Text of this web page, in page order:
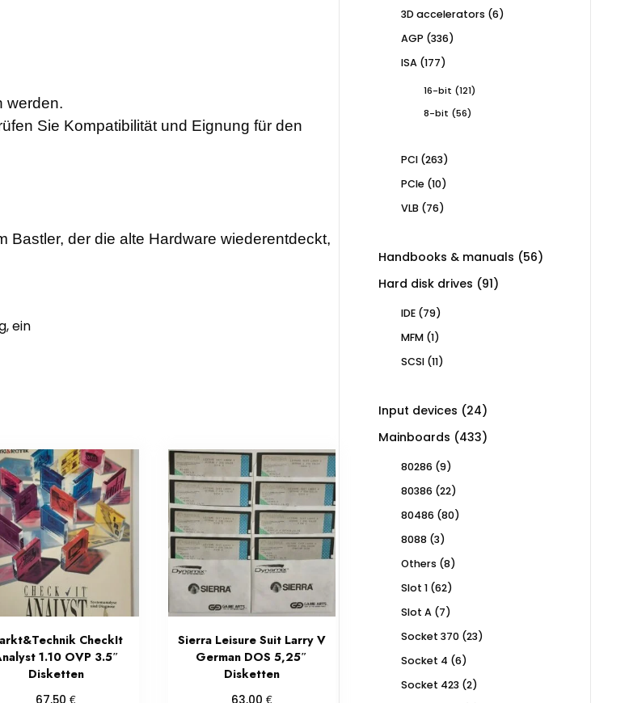
werden.
Sie Kompatibilität und Eignung für den
der die alte Hardware wiederentdeckt,
ein
CheckIt
1.10 OVP 3.5″
Disketten
€
Sierra Leisure Suit Larry V
German DOS 5,25″
Disketten
€
3D accelerators 66
AGP 336336
ISA 177177
16-bit 121121
8-bit 5656
PCI 263263
PCIe 1010
VLB 7676
Handbooks & manuals 5656
Hard disk drives 9191
IDE 7979
MFM 11
SCSI 1111
Input devices 2424
products
Mainboards 433433
80286 99
80386 2222
80486 8080
8088 33
Others 88
Slot 1 6262
Slot A 77
Socket 370 2323
Socket 4 66
Socket 423 22